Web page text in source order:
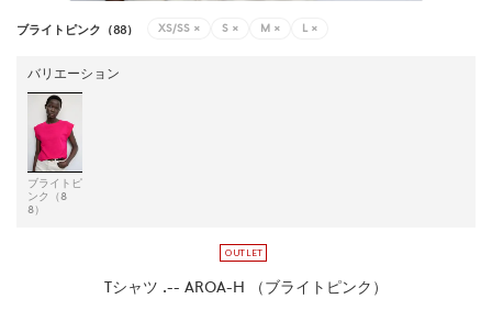
ブライトピンク（88） XS/SS × S × M × L ×
バリエーション
ブライトピ
ンク（8
8）
Tシャツ .-- AROA-H （ブライトピンク）